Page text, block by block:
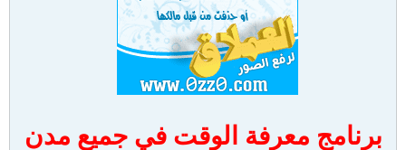
برنامج معرفة الوقت في جميع مدن